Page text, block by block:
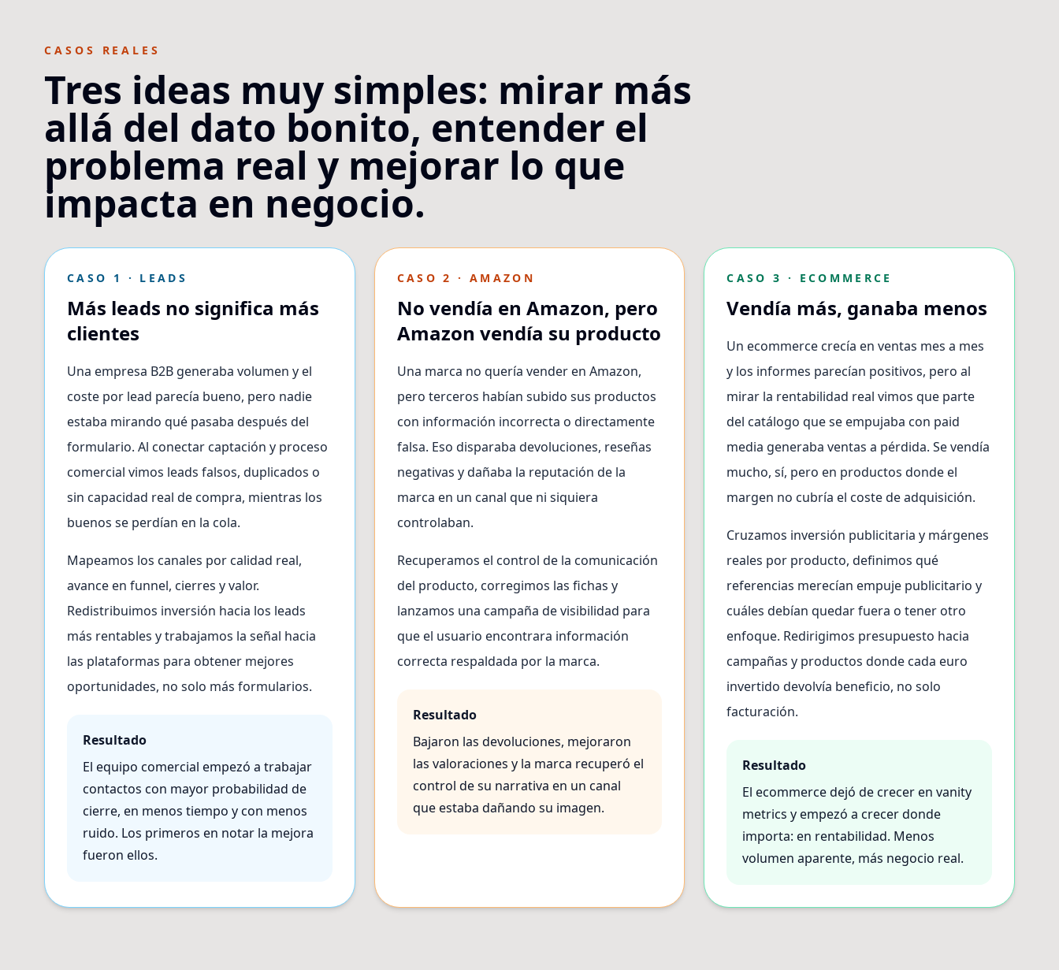
CASOS REALES
Tres ideas muy simples: mirar más
allá del dato bonito, entender el
problema real y mejorar lo que
impacta en negocio.
CASO 1 · LEADS
Más leads no significa más
clientes
Una empresa B2B generaba volumen y el
coste por lead parecía bueno, pero nadie
estaba mirando qué pasaba después del
formulario. Al conectar captación y proceso
comercial vimos leads falsos, duplicados o
sin capacidad real de compra, mientras los
buenos se perdían en la cola.
Mapeamos los canales por calidad real,
avance en funnel, cierres y valor.
Redistribuimos inversión hacia los leads
más rentables y trabajamos la señal hacia
las plataformas para obtener mejores
oportunidades, no solo más formularios.
Resultado
El equipo comercial empezó a trabajar
contactos con mayor probabilidad de
cierre, en menos tiempo y con menos
ruido. Los primeros en notar la mejora
fueron ellos.
CASO 2 · AMAZON
No vendía en Amazon, pero
Amazon vendía su producto
Una marca no quería vender en Amazon,
pero terceros habían subido sus productos
con información incorrecta o directamente
falsa. Eso disparaba devoluciones, reseñas
negativas y dañaba la reputación de la
marca en un canal que ni siquiera
controlaban.
Recuperamos el control de la comunicación
del producto, corregimos las fichas y
lanzamos una campaña de visibilidad para
que el usuario encontrara información
correcta respaldada por la marca.
Resultado
Bajaron las devoluciones, mejoraron
las valoraciones y la marca recuperó el
control de su narrativa en un canal
que estaba dañando su imagen.
CASO 3 · ECOMMERCE
Vendía más, ganaba menos
Un ecommerce crecía en ventas mes a mes
y los informes parecían positivos, pero al
mirar la rentabilidad real vimos que parte
del catálogo que se empujaba con paid
media generaba ventas a pérdida. Se vendía
mucho, sí, pero en productos donde el
margen no cubría el coste de adquisición.
Cruzamos inversión publicitaria y márgenes
reales por producto, definimos qué
referencias merecían empuje publicitario y
cuáles debían quedar fuera o tener otro
enfoque. Redirigimos presupuesto hacia
campañas y productos donde cada euro
invertido devolvía beneficio, no solo
facturación.
Resultado
El ecommerce dejó de crecer en vanity
metrics y empezó a crecer donde
importa: en rentabilidad. Menos
volumen aparente, más negocio real.